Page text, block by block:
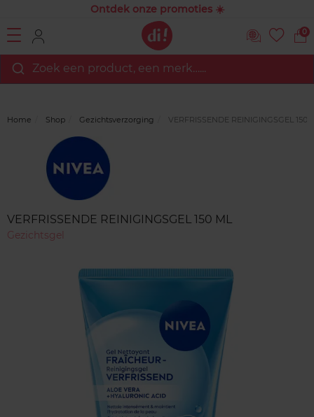
Ontdek onze promoties ☀️
0
Zoek een product, een merk…...
Home Shop Gezichtsverzorging VERFRISSENDE REINIGINGSGEL 150
VERFRISSENDE REINIGINGSGEL 150 ML
Gezichtsgel